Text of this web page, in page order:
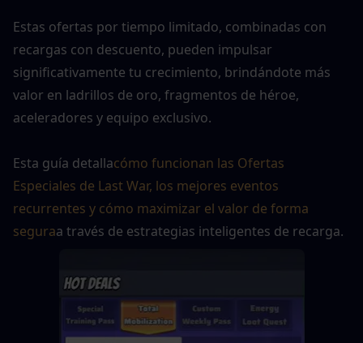
Estas ofertas por tiempo limitado, combinadas con
recargas con descuento, pueden impulsar
significativamente tu crecimiento, brindándote más
valor en ladrillos de oro, fragmentos de héroe,
aceleradores y equipo exclusivo.
Esta guía detallacómo funcionan las Ofertas
Especiales de Last War, los mejores eventos
recurrentes y cómo maximizar el valor de forma
seguraa través de estrategias inteligentes de recarga.